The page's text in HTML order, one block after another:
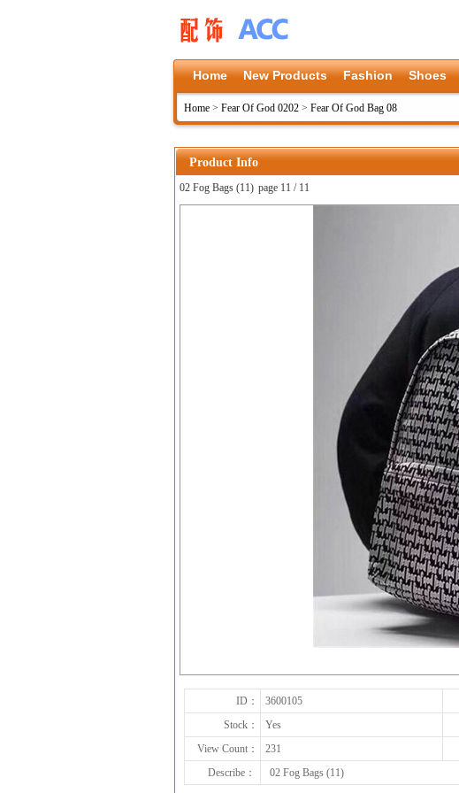
Home New Products Fashion Shoes
Home > Fear Of God 0202 > Fear Of God Bag 08
Product Info
02 Fog Bags (11) page 11 / 11
ID： 3600105
Stock：
Yes
View Count：
231
Describe：
02 Fog Bags (11)